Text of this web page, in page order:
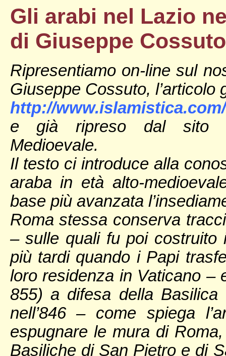
Gli arabi nel Lazio
di Giuseppe
Ripresentiamo on-line sul
Giuseppe Cossuto, l’articolo
http://
e già ripreso dal sito
Medioevale.
Il testo ci introduce alla
araba in età alto-
base più avanzata
Roma stessa conserva
– sulle quali fu poi costruito
più tardi quando i Papi
loro residenza in Vaticano –
855) a difesa della
nell’846 – come spiega
espugnare le mura di
Basiliche di San Pietro e di